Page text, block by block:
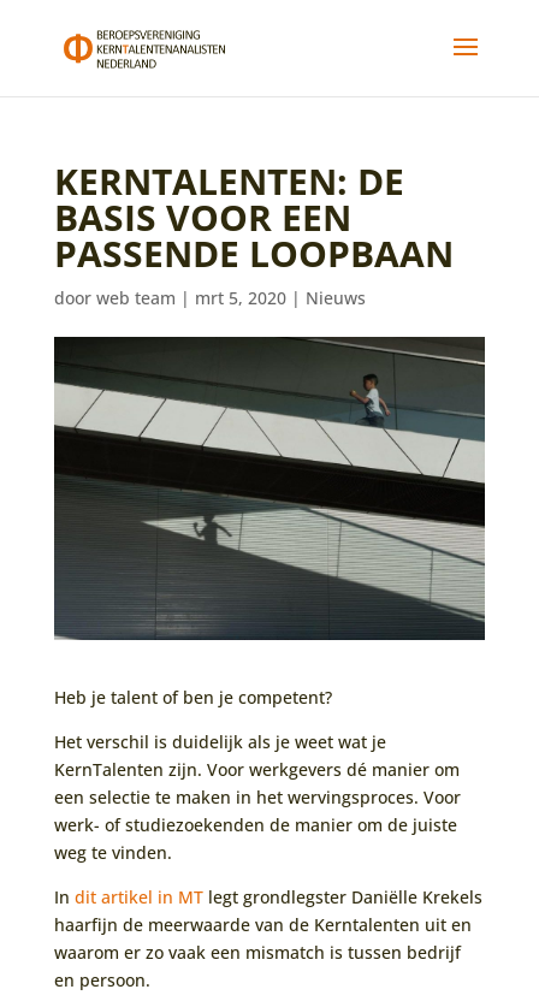
KERNTALENTEN: DE
BASIS VOOR EEN
PASSENDE LOOPBAAN
door web team | mrt 5, 2020| Nieuws
Heb je talent of ben je competent?
Het verschil is duidelijk als je weet wat je
KernTalenten zijn. Voor werkgevers dé manier om
een selectie te maken in het wervingsproces. Voor
werk- of studiezoekenden de manier om de juiste
weg te vinden.
In dit artikel in MTlegt grondlegster Daniëlle Krekels
haarfijn de meerwaarde van de Kerntalenten uit en
waarom er zo vaak een mismatch is tussen bedrijf
en persoon.